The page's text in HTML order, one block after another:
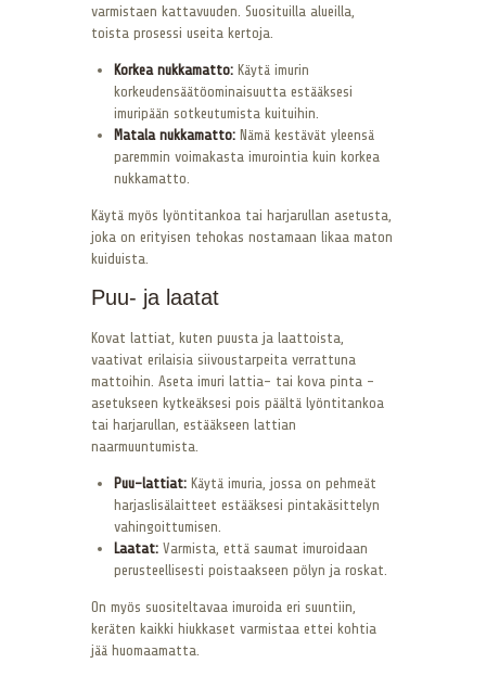
varmistaen kattavuuden. Suosituilla alueilla,
toista prosessi useita kertoja.
Korkea nukkamatto: Käytä imurin
korkeudensäätöominaisuutta estääksesi
imuripään sotkeutumista kuituihin.
Matala nukkamatto: Nämä kestävät yleensä
paremmin voimakasta imurointia kuin korkea
nukkamatto.
Käytä myös lyöntitankoa tai harjarullan asetusta,
joka on erityisen tehokas nostamaan likaa maton
kuiduista.
Puu- ja laatat
Kovat lattiat, kuten puusta ja laattoista,
vaativat erilaisia siivoustarpeita verrattuna
mattoihin. Aseta imuri lattia- tai kova pinta -
asetukseen kytkeäksesi pois päältä lyöntitankoa
tai harjarullan, estääkseen lattian
naarmuuntumista.
Puu-lattiat: Käytä imuria, jossa on pehmeät
harjaslisälaitteet estääksesi pintakäsittelyn
vahingoittumisen.
Laatat: Varmista, että saumat imuroidaan
perusteellisesti poistaakseen pölyn ja roskat.
On myös suositeltavaa imuroida eri suuntiin,
keräten kaikki hiukkaset varmistaa ettei kohtia
jää huomaamatta.